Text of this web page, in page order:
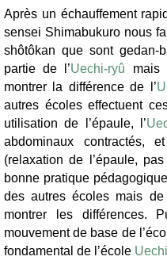
Après un échauffement
sensei Shimabukuro nous
shôtôkan que sont gedan-
partie de l’Uechi-ryû mais
montrer la différence de l’
autres écoles effectuent
utilisation de l’épaule, l’
abdominaux contractés,
(relaxation de l’épaule,
bonne pratique
des autres écoles mais
montrer les différences.
mouvement de base de
fondamental de l’école